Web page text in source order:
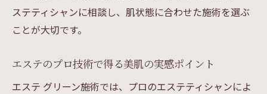
ステティシャンに相談し、肌状態に合わせた施術を選ぶ
ことが大切です。
エステのプロ技術で得る美肌の実感ポイント
エステ グリーン施術では、プロのエステティシャンによ